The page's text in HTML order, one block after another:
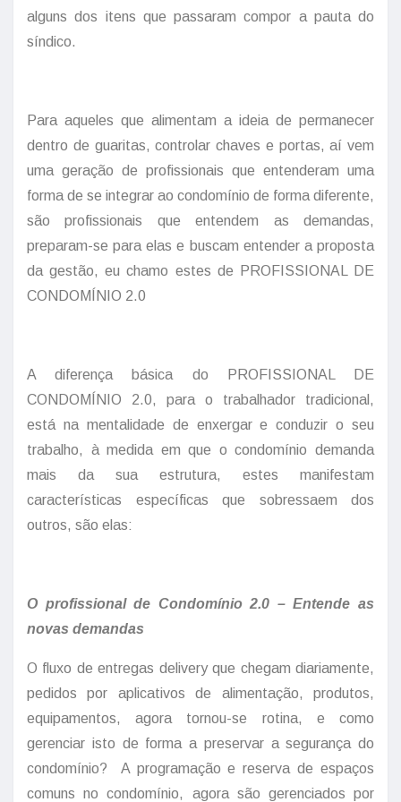
alguns dos itens que passaram compor a pauta do
síndico.
Para aqueles que alimentam a ideia de permanecer
dentro de guaritas, controlar chaves e portas, aí vem
uma geração de profissionais que entenderam uma
forma de se integrar ao condomínio de forma diferente,
são profissionais que entendem as demandas,
preparam-se para elas e buscam entender a proposta
da gestão, eu chamo estes de PROFISSIONAL DE
CONDOMÍNIO 2.0
A diferença básica do PROFISSIONAL DE
CONDOMÍNIO 2.0, para o trabalhador tradicional,
está na mentalidade de enxergar e conduzir o seu
trabalho, à medida em que o condomínio demanda
mais da sua estrutura, estes manifestam
características específicas que sobressaem dos
outros, são elas:
O profissional de Condomínio 2.0 – Entende as
novas demandas
O fluxo de entregas delivery que chegam diariamente,
pedidos por aplicativos de alimentação, produtos,
equipamentos, agora tornou-se rotina, e como
gerenciar isto de forma a preservar a segurança do
condomínio? A programação e reserva de espaços
comuns no condomínio, agora são gerenciados por